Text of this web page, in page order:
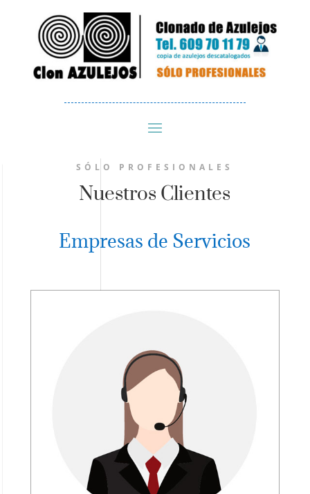
SÓLO PROFESIONALES
Nuestros Clientes
Empresas de Servicios